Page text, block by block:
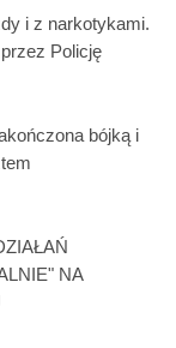
i z narkotykami.
Policję
bójką i
NA